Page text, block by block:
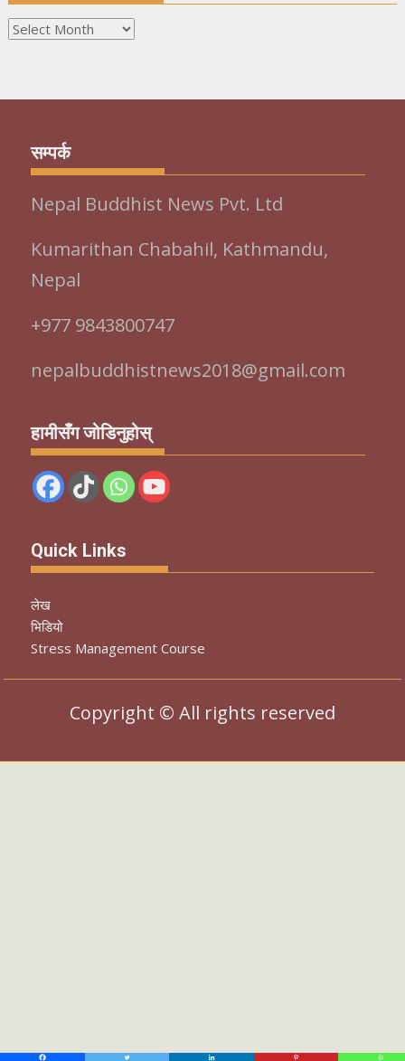
Monthly
सम्पर्क
Nepal Buddhist News Pvt. Ltd
Kumarithan Chabahil, Kathmandu,
Nepal
+977 9843800747
nepalbuddhistnews2018@gmail.com
हामीसँग जोडिनुहोस्
Quick Links
लेख
भिडियो
Stress Management Course
Copyright © All rights reserved